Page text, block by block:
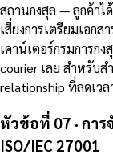
สถานกงสุล — ลูกค้า
เสี่ยงการเตรียมเอก
เคาน์เตอร์กรมการก
courier เลย สำหรับส
relationship ที่ลดเว
หัวข้อที่ 07 · กา
ISO/IEC 27001